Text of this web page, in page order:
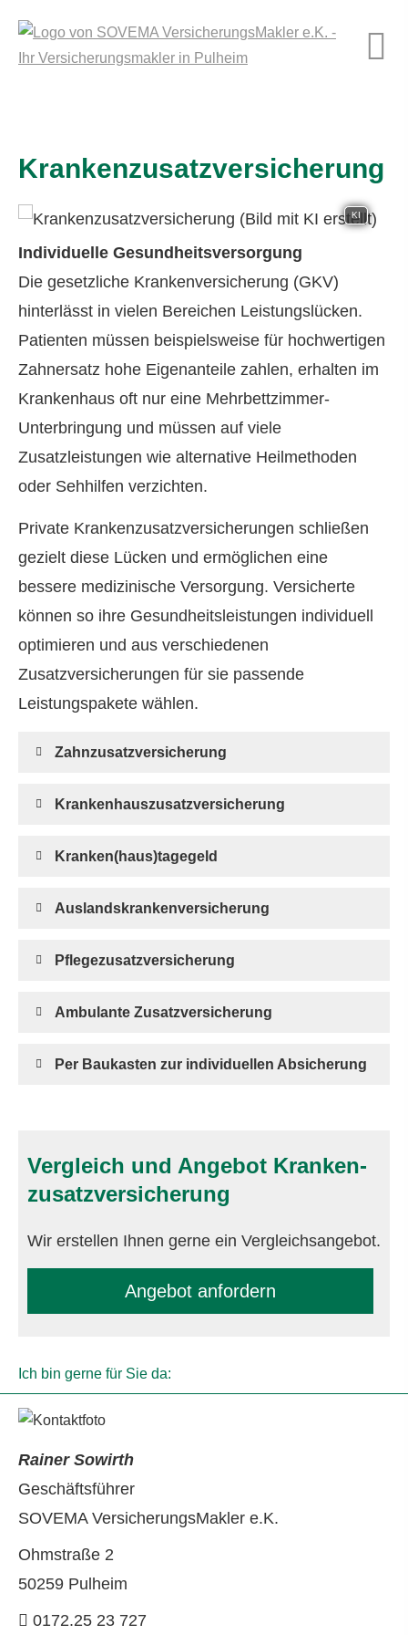
Kranken­zusatz­ver­si­che­rung
KI
Individuelle Gesundheitsversorgung
Die gesetzliche Kranken­ver­si­che­rung (GKV)
hinterlässt in vielen Bereichen Leistungslücken.
Patienten müssen beispielsweise für hochwertigen
Zahnersatz hohe Eigenanteile zahlen, erhalten im
Krankenhaus oft nur eine Mehrbettzimmer-
Unterbringung und müssen auf viele
Zusatzleistungen wie alternative Heilmethoden
oder Sehhilfen verzichten.
Private Kranken­zusatz­ver­si­che­rungen schließen
gezielt diese Lücken und ermöglichen eine
bessere medizinische Versorgung. Versicherte
können so ihre Gesundheitsleistungen individuell
optimieren und aus verschiedenen
Zusatzversicherungen für sie passende
Leistungspakete wählen.
Zahn­zu­satz­ver­si­che­rung
Krankenhauszusatzversicherung
Kranken(haus)tagegeld
Auslandskrankenversicherung
Pflegezusatzversicherung
Ambulante Zusatzversicherung
Per Baukasten zur individuellen Absicherung
Vergleich und Angebot Kranken­
zusatz­ver­si­che­rung
Wir erstellen Ihnen gerne ein Vergleichsangebot.
An­ge­bot an­for­dern
Ich bin gerne für Sie da:
Rainer Sowirth
Geschäftsführer
SOVEMA VersicherungsMakler e.K.
Ohmstraße 2
50259 Pulheim
0172.25 23 727